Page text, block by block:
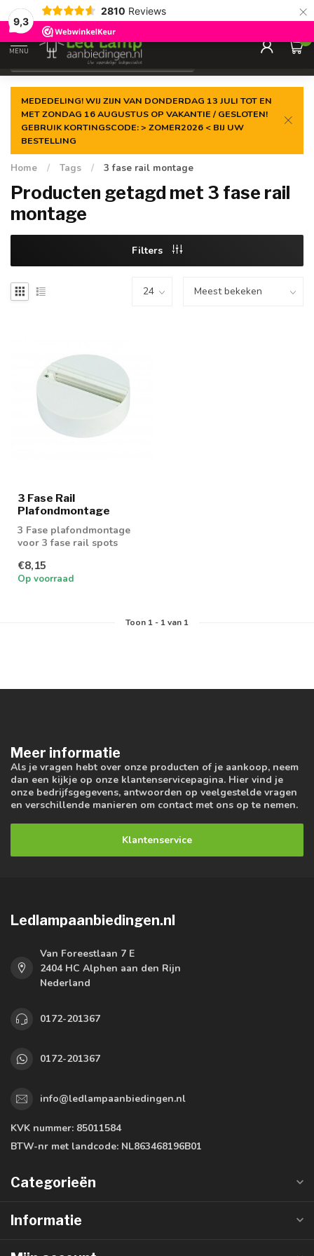
9,3
2810 Reviews ×
Gegarandeerde delaagste prijs
MENU
0
MEDEDELING! WIJ ZIJN VAN DONDERDAG 13 JULI TOT EN
MET ZONDAG 16 AUGUSTUS OP VAKANTIE / GESLOTEN!
GEBRUIK KORTINGSCODE: > ZOMER2026 < BIJ UW
BESTELLING
Home / Tags / 3 fase rail montage
Producten getagd met 3 fase rail
montage
Filters
3 Fase Rail
Plafondmontage
3 Fase plafondmontage
voor 3 fase rail spots
€8,15
Op voorraad
Toon 1- 1van 1
Meer informatie
Als je vragen hebt over onze producten of je aankoop, neem
dan een kijkje op onze klantenservicepagina. Hier vind je
onze bedrijfsgegevens, antwoorden op veelgestelde vragen
en verschillende manieren om contact met ons op te nemen.
Klantenservice
Ledlampaanbiedingen.nl
Van Foreestlaan 7 E
2404 HC Alphen aan den Rijn
Nederland
0172-201367
0172-201367
info@ledlampaanbiedingen.nl
KVK nummer: 85011584
BTW-nr met landcode: NL863468196B01
Categorieën
Informatie